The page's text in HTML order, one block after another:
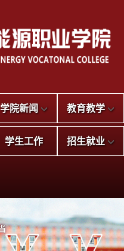
学院新闻 教育教学
学生工作 招生就业